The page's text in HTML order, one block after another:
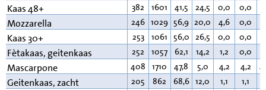
Kaas 48+
382 1601 41,5 24,5 0,0 0,0
Mozzarella 246 1029 56,9 20,0 4,6 0,0
Kaas 30+ 253 1061 56,0 26,5 0,0 0,0
Fètakaas, geitenkaas 252 1057 62,1 14,2 1,2 0,0
Mascarpone 408 1710 47,8 5,0 4,2 4,2
Geitenkaas, zacht 205 862 68,6 12,0 1,1 1,1